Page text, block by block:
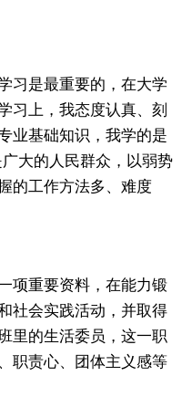
是最重要的，在大学
习上，我态度认真、刻
业基础知识，我学的是
大的人民群众，以弱势
的工作方法多、难度
重要资料，在能力锻
社会实践活动，并取得
里的生活委员，这一职
职责心、团体主义感等